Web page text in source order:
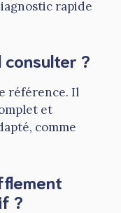
rapide
?
référence. Il
et
comme
?